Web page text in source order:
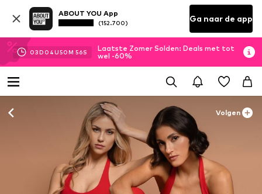
ABOUT YOU App
(152.700) Ga naar de app
03D 04U50M 56S
Laatste Zomer Solden: Deals met tot
wel -60%
Volgen